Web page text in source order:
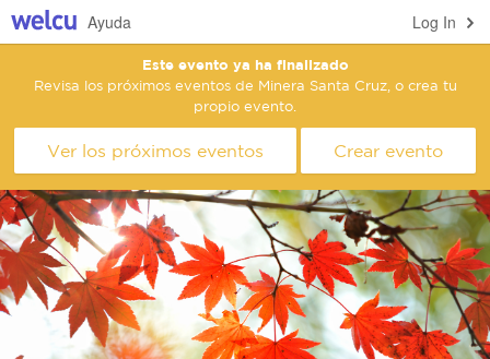
Log In
Ayuda
Este evento ya ha finalizado
Revisa los próximos eventos de Minera Santa Cruz, o crea tu
propio evento.
Ver los próximos eventos Crear evento